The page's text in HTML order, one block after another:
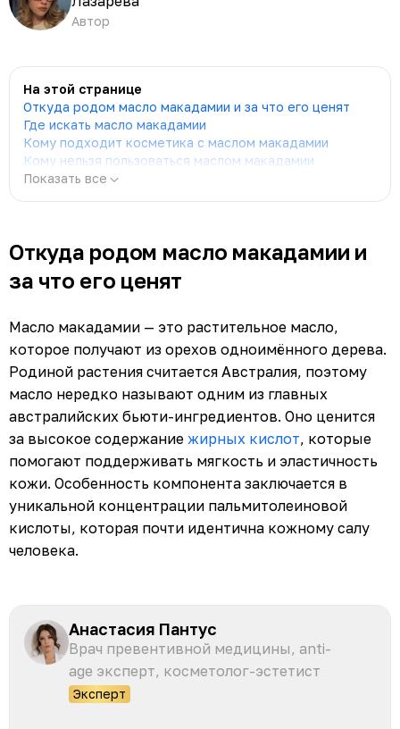
Автор
На этой странице
Откуда родом масло макадамии и за что его ценят
Где искать масло макадамии
Кому подходит косметика с маслом макадамии
Кому нельзя пользоваться маслом макадамии
Показать все
Откуда родом масло макадамии и
за что его ценят
Масло макадамии — это растительное масло,
которое получают из орехов одноимённого дерева.
Родиной растения считается Австралия, поэтому
масло нередко называют одним из главных
австралийских бьюти-ингредиентов. Оно ценится
за высокое содержание жирных кислот, которые
помогают поддерживать мягкость и эластичность
кожи. Особенность компонента заключается в
уникальной концентрации пальмитолеиновой
кислоты, которая почти идентична кожному салу
человека.
Анастасия Пантус
Врач превентивной медицины, anti-
age эксперт, косметолог-эстетист
Эксперт